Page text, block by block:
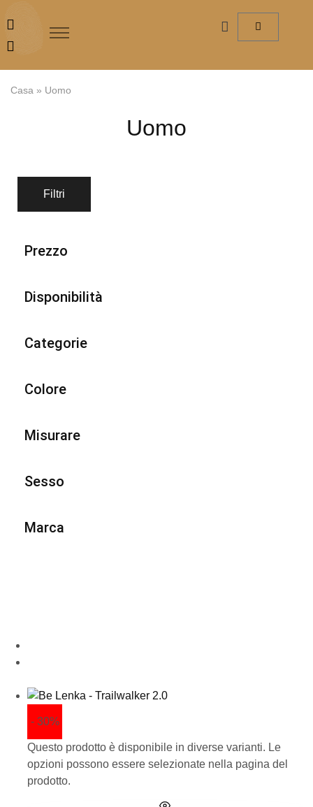
Casa » Uomo
Uomo
Filtri
Prezzo
Disponibilità
Categorie
Colore
Misurare
Sesso
Marca
- 30%
Questo prodotto è disponibile in diverse varianti. Le
opzioni possono essere selezionate nella pagina del
prodotto.